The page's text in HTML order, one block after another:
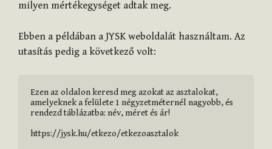
milyen mértékegységet adtak meg.
Ebben a példában a JYSK weboldalát használtam. Az
utasítás pedig a következő volt:
Ezen az oldalon keresd meg azokat az asztalokat,
amelyeknek a felülete 1 négyzetméternél nagyobb, és
rendezd táblázatba: név, méret és ár!
https://jysk.hu/etkezo/etkezoasztalok